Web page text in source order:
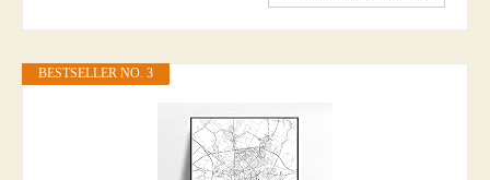
BESTSELLER NO. 3